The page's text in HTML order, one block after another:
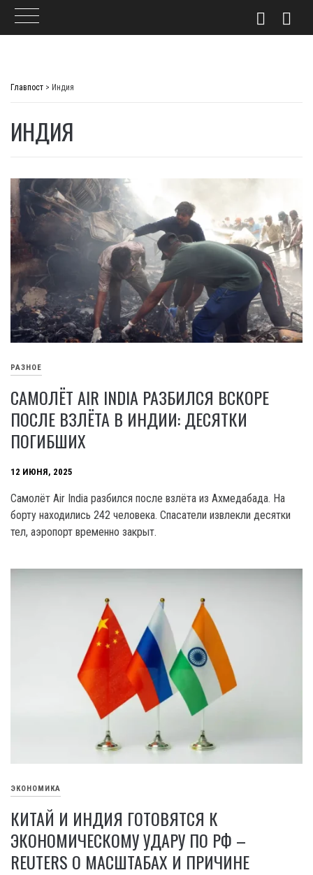
Главпост > Индия
ИНДИЯ
РАЗНОЕ
САМОЛЁТ AIR INDIA РАЗБИЛСЯ ВСКОРЕ
ПОСЛЕ ВЗЛЁТА В ИНДИИ: ДЕСЯТКИ
ПОГИБШИХ
12 ИЮНЯ, 2025
Самолёт Air India разбился после взлёта из Ахмедабада. На
борту находились 242 человека. Спасатели извлекли десятки
тел, аэропорт временно закрыт.
ЭКОНОМИКА
КИТАЙ И ИНДИЯ ГОТОВЯТСЯ К
ЭКОНОМИЧЕСКОМУ УДАРУ ПО РФ –
REUTERS О МАСШТАБАХ И ПРИЧИНЕ